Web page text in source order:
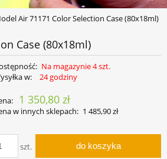
Air 71171 Color Selection Case (80x18ml)
Case (80x18ml)
Na magazynie 4 szt.
w:
24 godziny
1 350,80 zł
w innych sklepach: 1 485,90 zł
szt. do koszyka